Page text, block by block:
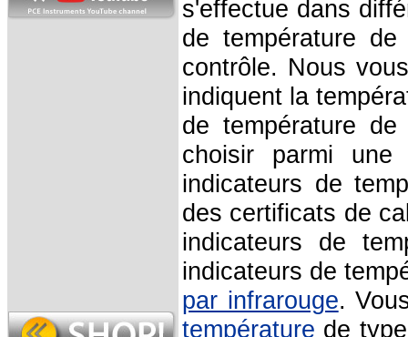
s'effectue dans
de température
contrôle. Nous
indiquent la
de température
choisir parmi une
indicateurs de
des certificats de
indicateurs de
indicateurs de
par infrarouge.
température de